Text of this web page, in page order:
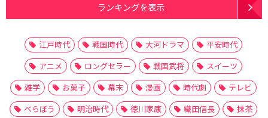
ランキングを表示
江戸時代 戦国時代 大河ドラマ
平安時代
アニメ
ロングセラー 戦国武将
スイーツ
雑学
お菓子 幕末 漫画 時代劇
テレビ
べらぼう
明治時代 徳川家康 織田信長
抹茶